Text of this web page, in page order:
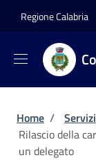
Regione Calabria
Briciole
Home / Servizi
Rilascio della
un delegato